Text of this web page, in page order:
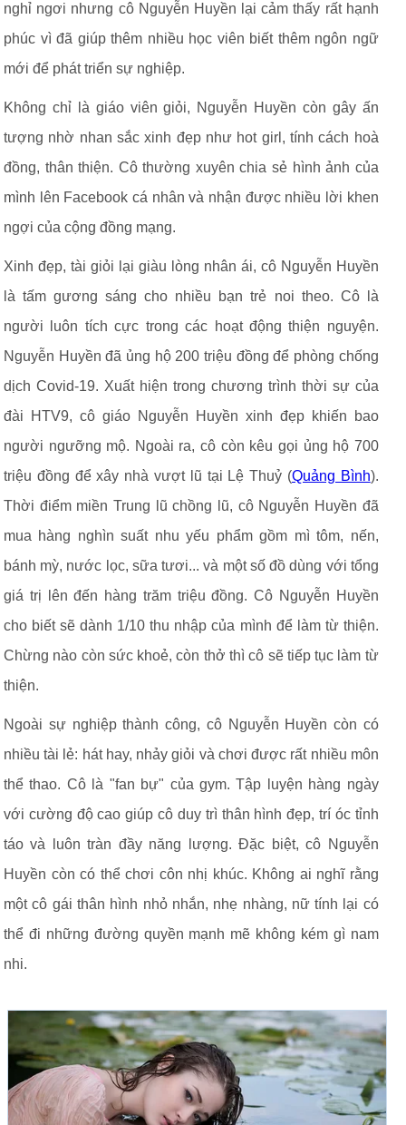
nghỉ ngơi nhưng cô Nguyễn Huyền lại cảm thấy rất hạnh
phúc vì đã giúp thêm nhiều học viên biết thêm ngôn ngữ
mới để phát triển sự nghiệp.
Không chỉ là giáo viên giỏi, Nguyễn Huyền còn gây ấn
tượng nhờ nhan sắc xinh đẹp như hot girl, tính cách hoà
đồng, thân thiện. Cô thường xuyên chia sẻ hình ảnh của
mình lên Facebook cá nhân và nhận được nhiều lời khen
ngợi của cộng đồng mạng.
Xinh đẹp, tài giỏi lại giàu lòng nhân ái, cô Nguyễn Huyền
là tấm gương sáng cho nhiều bạn trẻ noi theo. Cô là
người luôn tích cực trong các hoạt động thiện nguyện.
Nguyễn Huyền đã ủng hộ 200 triệu đồng để phòng chống
dịch Covid-19. Xuất hiện trong chương trình thời sự của
đài HTV9, cô giáo Nguyễn Huyền xinh đẹp khiến bao
người ngưỡng mộ. Ngoài ra, cô còn kêu gọi ủng hộ 700
triệu đồng để xây nhà vượt lũ tại Lệ Thuỷ (Quảng Bình).
Thời điểm miền Trung lũ chồng lũ, cô Nguyễn Huyền đã
mua hàng nghìn suất nhu yếu phẩm gồm mì tôm, nến,
bánh mỳ, nước lọc, sữa tươi... và một số đồ dùng với tổng
giá trị lên đến hàng trăm triệu đồng. Cô Nguyễn Huyền
cho biết sẽ dành 1/10 thu nhập của mình để làm từ thiện.
Chừng nào còn sức khoẻ, còn thở thì cô sẽ tiếp tục làm từ
thiện.
Ngoài sự nghiệp thành công, cô Nguyễn Huyền còn có
nhiều tài lẻ: hát hay, nhảy giỏi và chơi được rất nhiều môn
thể thao. Cô là "fan bự" của gym. Tập luyện hàng ngày
với cường độ cao giúp cô duy trì thân hình đẹp, trí óc tỉnh
táo và luôn tràn đầy năng lượng. Đặc biệt, cô Nguyễn
Huyền còn có thể chơi côn nhị khúc. Không ai nghĩ rằng
một cô gái thân hình nhỏ nhắn, nhẹ nhàng, nữ tính lại có
thể đi những đường quyền mạnh mẽ không kém gì nam
nhi.